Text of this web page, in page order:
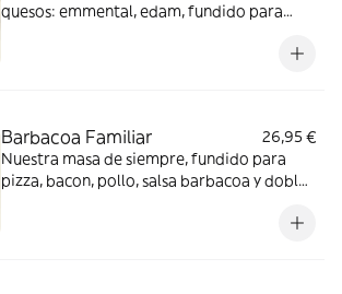
quesos: emmental, edam, fundido para
confitado y orégano. El festival de queso
Barbacoa Familiar
26,95 €
Nuestra masa de siempre, fundido para
pizza, bacon, pollo, salsa barbacoa y doble